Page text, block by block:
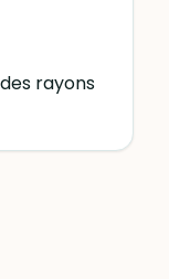
rayons